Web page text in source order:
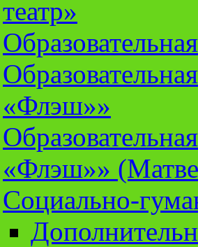
театр»
«Флэш»»
«Флэш»»
Социально-